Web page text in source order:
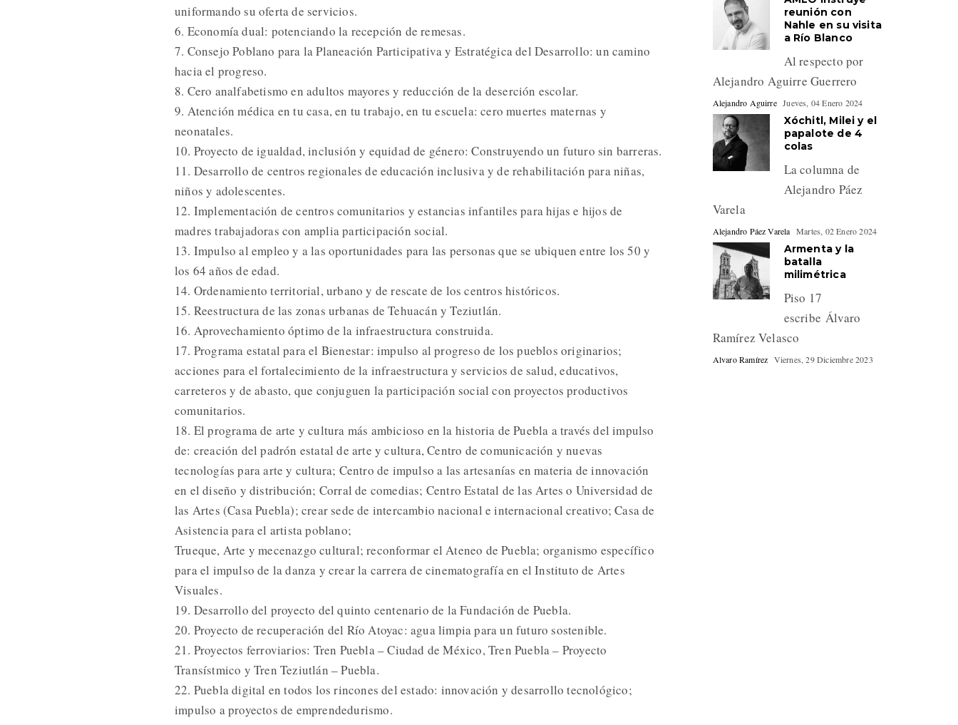
uniformando su oferta de servicios.
6. Economía dual: potenciando la recepción de remesas.
7. Consejo Poblano para la Planeación Participativa y Estratégica del Desarrollo: un camino
hacia el progreso.
8. Cero analfabetismo en adultos mayores y reducción de la deserción escolar.
9. Atención médica en tu casa, en tu trabajo, en tu escuela: cero muertes maternas y
neonatales.
10. Proyecto de igualdad, inclusión y equidad de género: Construyendo un futuro sin barreras.
11. Desarrollo de centros regionales de educación inclusiva y de rehabilitación para niñas,
niños y adolescentes.
12. Implementación de centros comunitarios y estancias infantiles para hijas e hijos de
madres trabajadoras con amplia participación social.
13. Impulso al empleo y a las oportunidades para las personas que se ubiquen entre los 50 y
los 64 años de edad.
14. Ordenamiento territorial, urbano y de rescate de los centros históricos.
15. Reestructura de las zonas urbanas de Tehuacán y Teziutlán.
16. Aprovechamiento óptimo de la infraestructura construida.
17. Programa estatal para el Bienestar: impulso al progreso de los pueblos originarios;
acciones para el fortalecimiento de la infraestructura y servicios de salud, educativos,
carreteros y de abasto, que conjuguen la participación social con proyectos productivos
comunitarios.
18. El programa de arte y cultura más ambicioso en la historia de Puebla a través del impulso
de: creación del padrón estatal de arte y cultura, Centro de comunicación y nuevas
tecnologías para arte y cultura; Centro de impulso a las artesanías en materia de innovación
en el diseño y distribución; Corral de comedias; Centro Estatal de las Artes o Universidad de
las Artes (Casa Puebla); crear sede de intercambio nacional e internacional creativo; Casa de
Asistencia para el artista poblano;
Trueque, Arte y mecenazgo cultural; reconformar el Ateneo de Puebla; organismo específico
para el impulso de la danza y crear la carrera de cinematografía en el Instituto de Artes
Visuales.
19. Desarrollo del proyecto del quinto centenario de la Fundación de Puebla.
20. Proyecto de recuperación del Río Atoyac: agua limpia para un futuro sostenible.
21. Proyectos ferroviarios: Tren Puebla – Ciudad de México, Tren Puebla – Proyecto
Transístmico y Tren Teziutlán – Puebla.
22. Puebla digital en todos los rincones del estado: innovación y desarrollo tecnológico;
impulso a proyectos de emprendedurismo.
reunión con
Nahle en su visita
a Río Blanco
Al respecto por
Alejandro Aguirre Guerrero
Alejandro Aguirre Jueves, 04 Enero 2024
Xóchitl, Milei y el
papalote de 4
colas
La columna de
Alejandro Páez
Varela
Alejandro Páez Varela Martes, 02 Enero 2024
Armenta y la
batalla
milimétrica
Piso 17
escribe Álvaro
Ramírez Velasco
Alvaro Ramírez Viernes, 29 Diciembre 2023